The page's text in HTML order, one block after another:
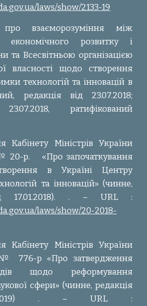
laws/show/2133-19
взаєморозуміння між
економічного розвитку і
та Всесвітньою організацією
власності щодо створення
технологій та інновацій в
редакція від 23.07.2018;
ратифікований
Кабінету Міністрів України
20-р.
«Про започаткування
в Україні Центру
та інновацій» (чинне,
17.01.2018). . – URL :
laws/show/20-2018-
Кабінету Міністрів України
№ 776-р «Про затвердження
щодо реформування
сфери» (чинне, редакція
. – URL :